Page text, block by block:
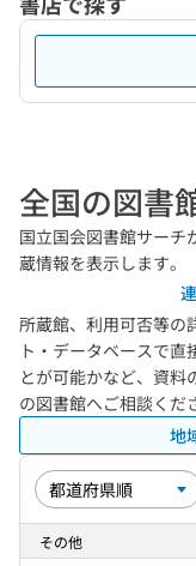
全国の図書
国立国会図書館サーチ
蔵情報を表示します。
所蔵館、利用可否等の
ト・データベースで
とが可能かなど、資料
の図書館へご相談くだ
地
その他